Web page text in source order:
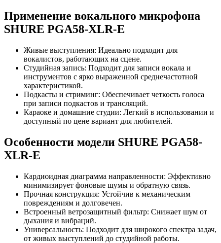
Применение вокального микрофона
SHURE PGA58-XLR-E
Живые выступления: Идеально подходит для
вокалистов, работающих на сцене.
Студийная запись: Подходит для записи вокала и
инструментов с ярко выраженной среднечастотной
характеристикой.
Подкасты и стриминг: Обеспечивает четкость голоса
при записи подкастов и трансляций.
Караоке и домашние студии: Легкий в использовании и
доступный по цене вариант для любителей.
Особенности модели SHURE PGA58-
XLR-E
Кардиоидная диаграмма направленности: Эффективно
минимизирует фоновые шумы и обратную связь.
Прочная конструкция: Устойчив к механическим
повреждениям и долговечен.
Встроенный ветрозащитный фильтр: Снижает шум от
дыхания и вибраций.
Универсальность: Подходит для широкого спектра задач,
от живых выступлений до студийной работы.